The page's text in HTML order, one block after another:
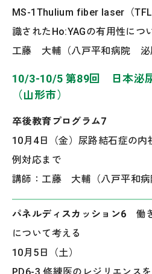
MS-1Thulium fiber laser（
識されたHo:YAGの有用性につ
工藤 大輔（八戸平和病院 泌
10/3-10/5 第89回 日本泌
（山形市）
卒後教育プログラム7
10月4日（金）尿路結石症の内
例対応まで
講師：工藤 大輔（‌‌八戸平和
パネルディスカッション6 働
について考える
10月5日（土）